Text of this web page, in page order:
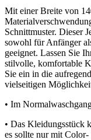
Mit einer Breite von
Schnittmuster. Dieser
sowohl für Anfänger
geeignet. Lassen Sie
stilvolle, komfortable
Sie ein in die
vielseitigen
• Im
• Das Kleidungsstück
es sollte nur mit